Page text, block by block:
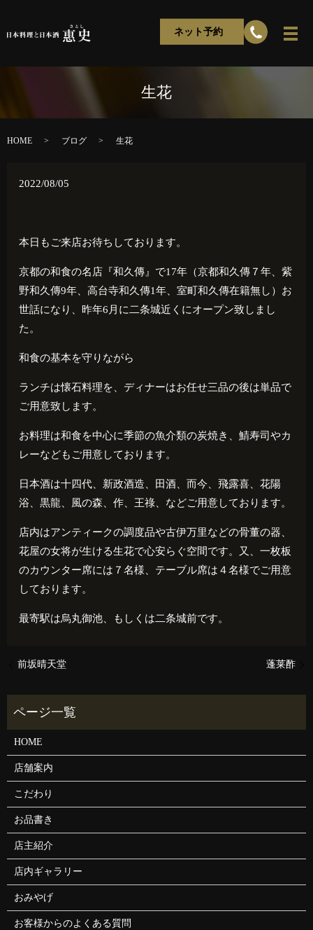
ネット予約
生花
HOME ブログ 生花
2022/08/05
本日もご来店お待ちしております。
京都の和食の名店『和久傳』で17年（京都和久傳７年、紫
野和久傳9年、高台寺和久傳1年、室町和久傳在籍無し）お
世話になり、昨年6 月に二条城近くにオープン致しまし
た。
和食の基本を守りながら
ランチは懐石料理を、ディナーはお任せ三品の後は単品で
ご用意致します。
お料理は和食を中心に季節の魚介類の炭焼き、鯖寿司やカ
レーなどもご用意しております。
日本酒は十四代、新政酒造、田酒、而今、飛露喜、花陽
浴、黒龍、風の森、作、王祿、などご用意しております。
店内はアンティークの調度品や古伊万里などの骨董の器、
花屋の女将が生ける生花で心安らぐ空間です。又、一枚板
のカウンター席には７名様、テーブル席は４名様でご用意
しております。
最寄駅は烏丸御池、もしくは二条城前です。
前坂晴天堂 蓬莱酢
HOME
店舗案内
こだわり
お品書き
店主紹介
店内ギャラリー
おみやげ
お客様からのよくある質問